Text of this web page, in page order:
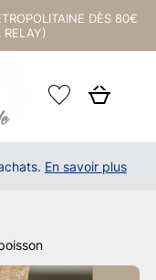
DÈS 80€
RELAY)
En savoir plus